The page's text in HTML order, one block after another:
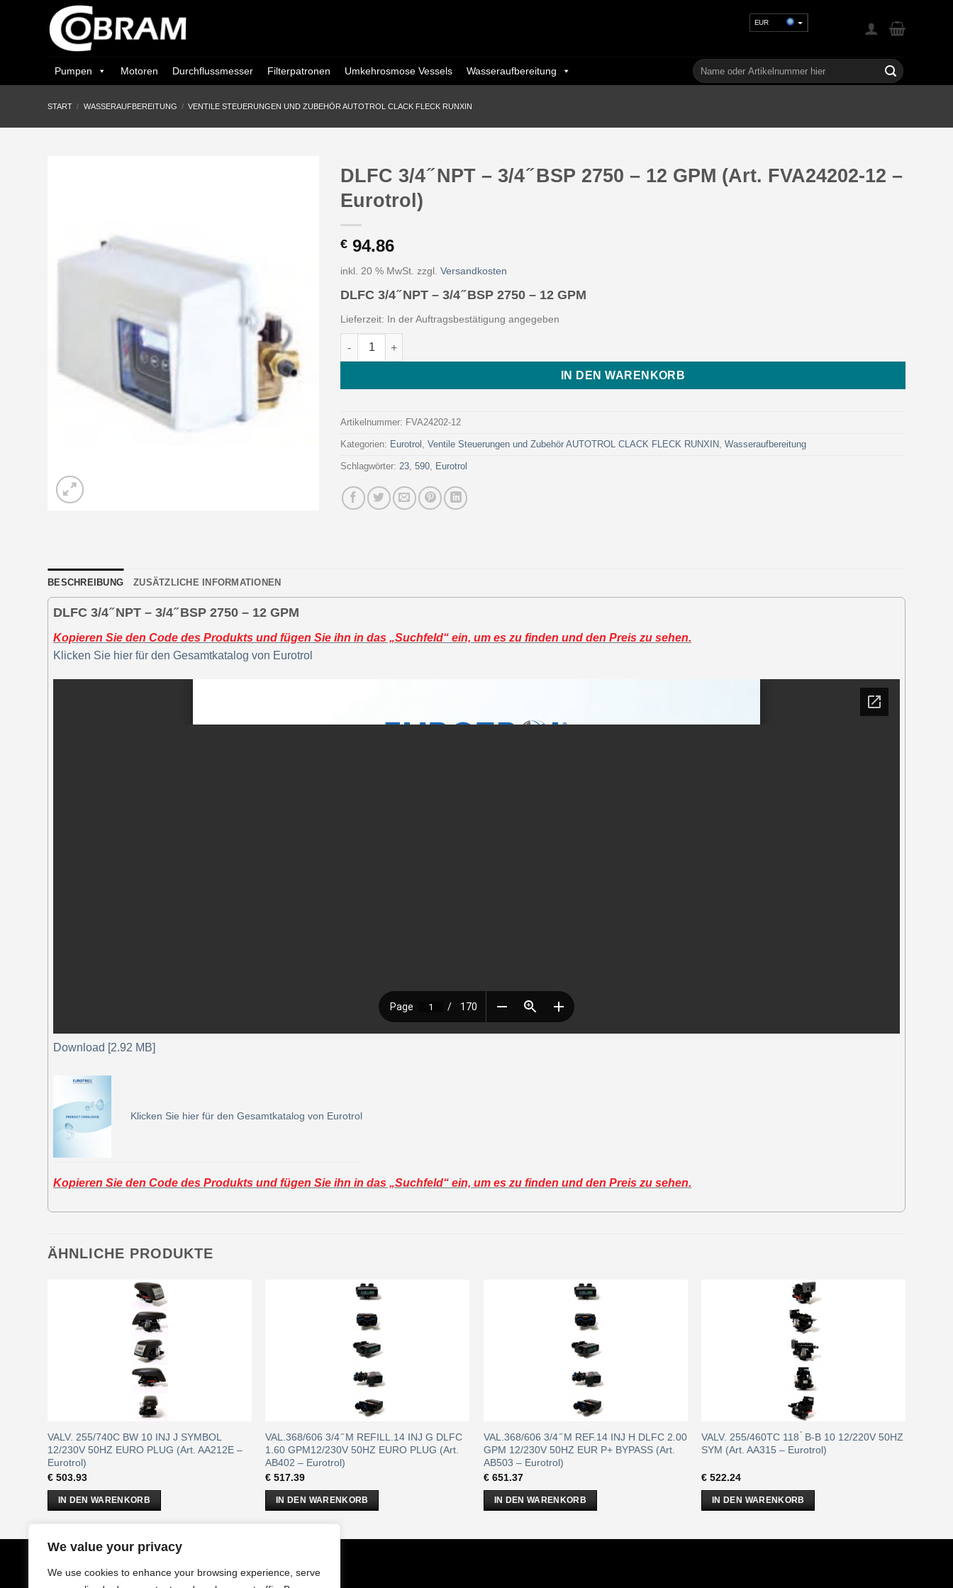
We value your privacy
We use cookies to enhance your browsing experience, serve
EUR
GBP
Pumpen Motoren Durchflussmesser Filterpatronen Umkehrosmose Vessels Wasseraufbereitung
Suchen
nach:
START / WASSERAUFBEREITUNG / VENTILE STEUERUNGEN UND ZUBEHÖR AUTOTROL CLACK FLECK RUNXIN
DLFC 3/4 ̋ NPT – 3/4 ̋ BSP 2750 – 12 GPM (Art. FVA24202-12 –
Eurotrol)
€ 94.86
inkl. 20 % MwSt. zzgl.Versandkosten
DLFC 3/4 ̋ NPT – 3/4 ̋ BSP 2750 – 12 GPM
Lieferzeit: In der Auftragsbestätigung angegeben
DLFC 3/4 ̋ NPT - 3/4 ̋ BSP 2750 - 12 GPM (Art. FVA24202-12 - Eurotrol) Menge
IN DEN WARENKORB
Artikelnummer: FVA24202-12
Kategorien: Eurotrol ,Ventile Steuerungen und Zubehör AUTOTROL CLACK FLECK RUNXIN ,Wasseraufbereitung
Schlagwörter: 23 ,590 Eurotrol
BESCHREIBUNG ZUSÄTZLICHE INFORMATIONEN
DLFC 3/4 ̋ NPT – 3/4 ̋ BSP 2750 – 12 GPM
Kopieren Sie den Code des Produkts und fügen Sie ihn in das „Suchfeld“ ein, um es zu finden und den Preis zu sehen.
Klicken Sie hier für den Gesamtkatalog von Eurotrol
Download [2.92 MB]
Klicken Sie hier für den Gesamtkatalog von Eurotrol
Kopieren Sie den Code des Produkts und fügen Sie ihn in das „Suchfeld“ ein, um es zu finden und den Preis zu sehen.
ÄHNLICHE PRODUKTE
VALV. 255/740C BW 10 INJ J SYMBOL
12/230V 50HZ EURO PLUG (Art. AA212E –
Eurotrol)
€503.93
IN DEN WARENKORB
VAL.368/606 3/4 ̋ M REFILL.14 INJ G DLFC
1.60 GPM12/230V 50HZ EURO PLUG (Art.
AB402 – Eurotrol)
€ 517.39
IN DEN WARENKORB
VAL.368/606 3/4 ̋ M REF.14 INJ H DLFC 2.00
GPM 12/230V 50HZ EUR P+ BYPASS (Art.
AB503 – Eurotrol)
€651.37
IN DEN WARENKORB
VALV. 255/460TC 118 ́ B-B 10 12/220V 50HZ
SYM (Art. AA315 – Eurotrol)
€ 522.24
IN DEN WARENKORB
CobrAmGmbH
Impressum